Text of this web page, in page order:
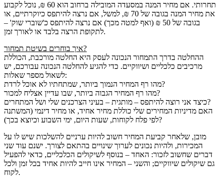
תחרותי. אם מחיר המנה במסעדה המובילה ברחוב הוא 60 ₪, נוכל לקבוע
את מחיר המנה בגובה של 70 ₪, למשל, אם נרצה להיתפס כיוקרתיים, או
בגובה של 50 ₪ (ואף למטה מכך) אם נרצה להיתפס כ'שוברי שוק' –
לתקופת הרצה בלבד או לאורך זמן.
איך בוחרים בשיטת תמחור?
ההחלטה בדרך התמחור הנכונה לעסק היא החלטה מורכבת, הכוללת
מרכיבים כלכליים ושיווקיים. כדי להגיע להחלטה הנכונה עבורכם, יש
לשאול מספר שאלות:
מהו רף המחיר הנמוך ביותר, שמתחתיו לא אוכל לרדת?
מהו רף המחיר הגבוה ביותר, שבו עדיין אצליח למכור?
כיצד אני רוצה להיתפס – מותגית – בעיני הצרכנים שלי ושל המתחרים?
האם מדיניות המחירים שלי כוללת מחיר אחיד, או מחיר דינמי (המשתנה
לפי פלח לקוחות, שעות היום, ימי השבוע וכיוצא בכך)?
מובן, שלאחר קביעת המחיר חשוב להיות ערניים להשלכות שיש לו על
המכירות, ולהיות נכונים לערוך שינויים בהתאם לצורך. ישנם עוד שני
דברים שחשוב לזכור: האחד – בנוסף לשיקולים הכלכליים, כדאי להפעיל
גם שיקולים שיווקיים; והשני – המחיר אינו חייב להיות אחיד בכל זמן ולכל
לקוח.